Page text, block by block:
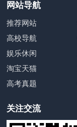
网站导航
推荐网站
高校导航
娱乐休闲
淘宝天猫
高考真题
关注交流